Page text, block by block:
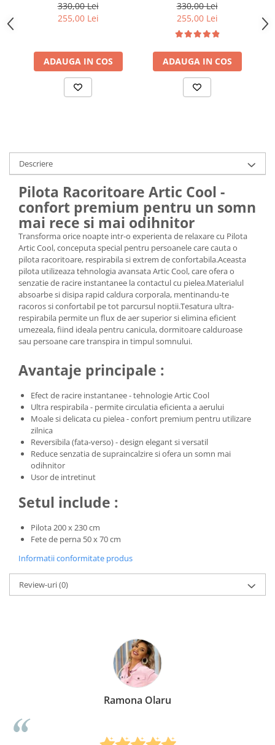
Perna
330,00 Lei
255,00 Lei
ADAUGA IN COS
Perna
330,00 Lei
255,00 Lei
ADAUGA IN COS
Descriere
Pilota Racoritoare Artic Cool -
confort premium pentru un somn
mai rece si mai odihnitor
Transforma orice noapte intr-o experienta de relaxare cu Pilota
Artic Cool, conceputa special pentru persoanele care cauta o
pilota racoritoare, respirabila si extrem de confortabila.Aceasta
pilota utilizeaza tehnologia avansata Artic Cool, care ofera o
senzatie de racire instantanee la contactul cu pielea.Materialul
absoarbe si disipa rapid caldura corporala, mentinandu-te
racoros si confortabil pe tot parcursul noptii.Tesatura ultra-
respirabila permite un flux de aer superior si elimina eficient
umezeala, fiind ideala pentru canicula, dormitoare calduroase
sau persoane care transpira in timpul somnului.
Avantaje principale :
Efect de racire instantanee - tehnologie Artic Cool
Ultra respirabila - permite circulatia eficienta a aerului
Moale si delicata cu pielea - confort premium pentru utilizare
zilnica
Reversibila (fata-verso) - design elegant si versatil
Reduce senzatia de supraincalzire si ofera un somn mai
odihnitor
Usor de intretinut
Setul include :
Pilota 200 x 230 cm
Fete de perna 50 x 70 cm
Informatii conformitate produs
Review-uri(0)
Ramona Olaru